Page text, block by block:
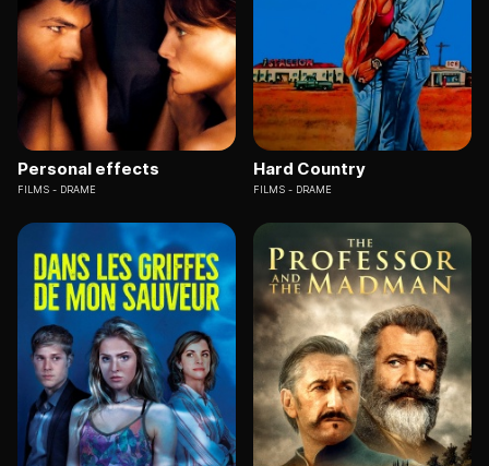
Personal effects
FILMS DRAME
Hard Country
FILMS DRAME